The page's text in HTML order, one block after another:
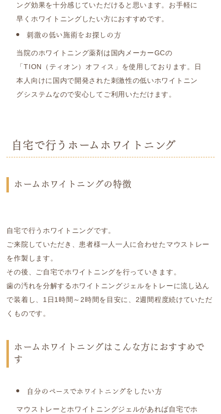
ング効果を十分感じていただけると思います。お手軽に
早くホワイトニングしたい方におすすめです。
刺激の低い施術をお探しの方
当院のホワイトニング薬剤は国内メーカーGCの
「TION（ティオン）オフィス」を使用しております。日
本人向けに国内で開発された刺激性の低いホワイトニン
グシステムなので安心してご利用いただけます。
自宅で行うホームホワイトニング
ホームホワイトニングの特徴
自宅で行うホワイトニングです。
ご来院していただき、患者様一人一人に合わせたマウストレー
を作製します。
その後、ご自宅でホワイトニングを行っていきます。
歯の汚れを分解するホワイトニングジェルをトレーに流し込ん
で装着し、1日1時間～2時間を目安に、2週間程度続けていただ
くものです。
ホームホワイトニングはこんな方におすすめで
す
自分のペースでホワイトニングをしたい方
マウストレーとホワイトニングジェルがあれば自宅でホ